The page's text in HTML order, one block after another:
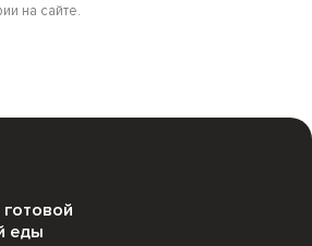
на сайте.
еды